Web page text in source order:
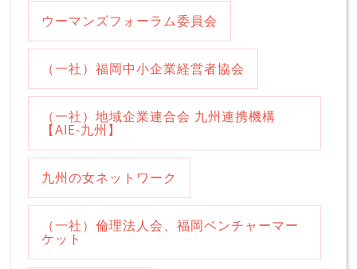
ウーマンズフォーラム委員会
（一社）福岡中小企業経営者協会
（一社）地域企業連合会 九州連携機構
【AIE‐九州】
九州の女ネットワーク
（一社）倫理法人会、福岡ベンチャーマー
ケット